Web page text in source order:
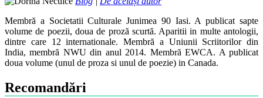
Membră a Societatii Culturale Junimea 90 Iasi. A publicat sapte
volume de poezii, doua de proză scurtă. Aparitii in multe antologii,
dintre care 12 internationale. Membră a Uniunii Scriitorilor din
India, membră NWU din anul 2014. Membră EWCA. A publicat
doua volume (unul de proza si unul de poezie) in Canada.
Recomandări